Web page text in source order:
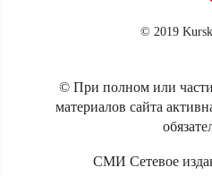
© 2019
© При полном или
материалов сайта
СМИ Сетевое